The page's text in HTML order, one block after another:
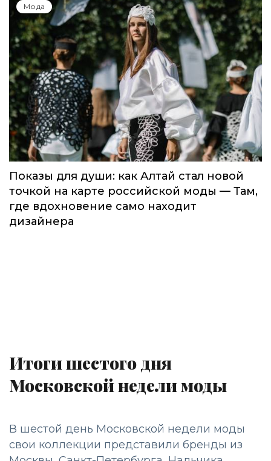
Мода
Показы для души: как Алтай стал новой
точкой на карте российской моды — Там,
где вдохновение само находит
дизайнера
Итоги шестого дня
Московской недели моды
В шестой день Московской недели моды
свои коллекции представили бренды из